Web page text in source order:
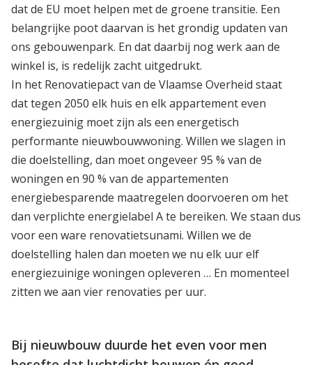
dat de EU moet helpen met de groene transitie. Een
belangrijke poot daarvan is het grondig updaten van
ons gebouwenpark. En dat daarbij nog werk aan de
winkel is, is redelijk zacht uitgedrukt.
In het Renovatiepact van de Vlaamse Overheid staat
dat tegen 2050 elk huis en elk appartement even
energiezuinig moet zijn als een energetisch
performante nieuwbouwwoning. Willen we slagen in
die doelstelling, dan moet ongeveer 95 % van de
woningen en 90 % van de appartementen
energiebesparende maatregelen doorvoeren om het
dan verplichte energielabel A te bereiken. We staan dus
voor een ware renovatietsunami. Willen we de
doelstelling halen dan moeten we nu elk uur elf
energiezuinige woningen opleveren … En momenteel
zitten we aan vier renovaties per uur.
Bij nieuwbouw duurde het even voor men